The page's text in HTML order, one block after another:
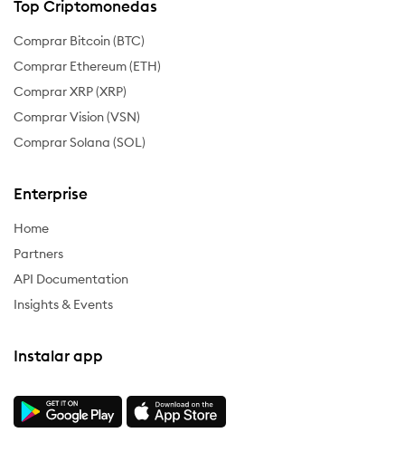
Top Criptomonedas
Comprar Bitcoin (BTC)
Comprar Ethereum (ETH)
Comprar XRP (XRP)
Comprar Vision (VSN)
Comprar Solana (SOL)
Enterprise
Home
Partners
API Documentation
Insights & Events
Instalar app